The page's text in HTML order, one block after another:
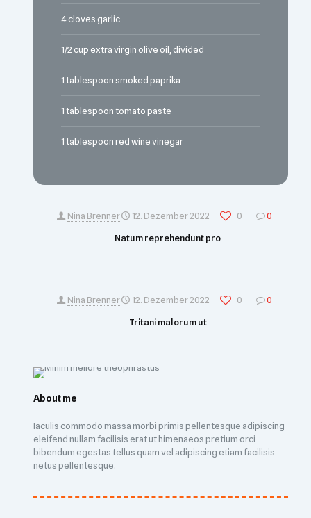
4 cloves garlic
1/2 cup extra virgin olive oil, divided
1 tablespoon smoked paprika
1 tablespoon tomato paste
1 tablespoon red wine vinegar
Nina Brenner 12. Dezember 2022 0
0
Natum reprehendunt pro
Nina Brenner 12. Dezember 2022 0
0
Tritani malorum ut
About me
Iaculis commodo massa morbi primis pellentesque adipiscing
eleifend nullam facilisis erat ut himenaeos pretium orci
bibendum egestas tellus quam vel adipiscing etiam facilisis
netus pellentesque.